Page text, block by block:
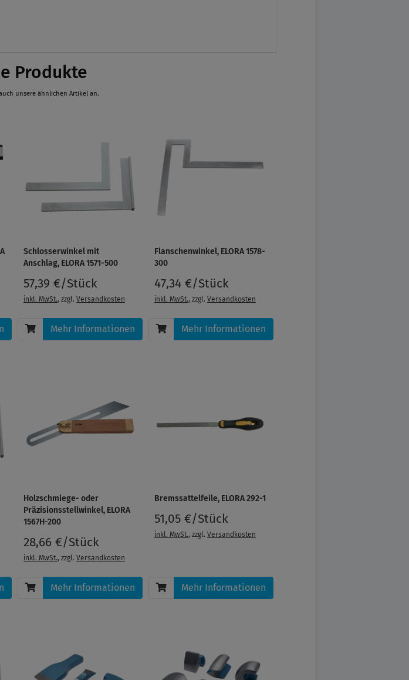
Produkte
unsere ähnlichen Artikel an.
Schlosserwinkel mit
Anschlag, ELORA 1571-500
57,39 €/Stück
inkl. MwSt., zzgl. Versandkosten
Mehr Informationen
Flanschenwinkel, ELORA 1578-
300
47,34 €/Stück
inkl. MwSt., zzgl. Versandkosten
Mehr Informationen
Holzschmiege- oder
Präzisionsstellwinkel, ELORA
1567H-200
28,66 €/Stück
inkl. MwSt., zzgl. Versandkosten
Mehr Informationen
Bremssattelfeile, ELORA 292-1
51,05 €/Stück
inkl. MwSt., zzgl. Versandkosten
Mehr Informationen